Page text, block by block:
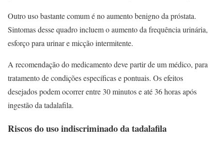
Outro uso bastante comum é no aumento benigno da próstata.
Sintomas desse quadro incluem o aumento da frequência urinária,
esforço para urinar e micção intermitente.
A recomendação do medicamento deve partir de um médico, para
tratamento de condições específicas e pontuais. Os efeitos
desejados podem ocorrer entre 30 minutos e até 36 horas após
ingestão da tadalafila.
Riscos do uso indiscriminado da tadalafila